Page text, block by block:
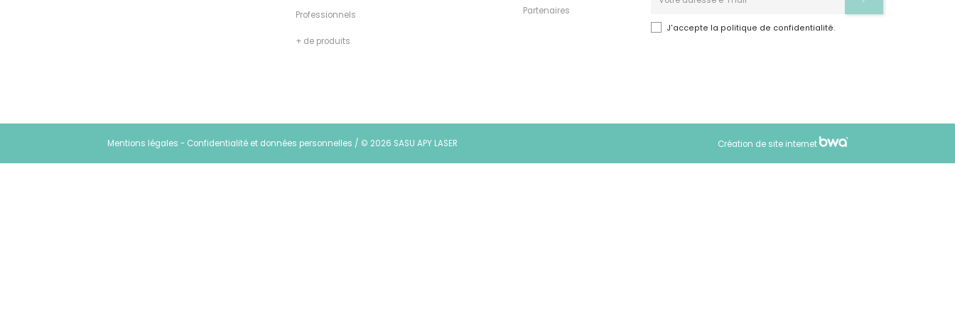
Professionnels
+ de produits
Partenaires
J'accepte la politique de confidentialité.
Mentions légales- Confidentialité et données personnelles / © 2026 SASU APY LASER Création de site internet